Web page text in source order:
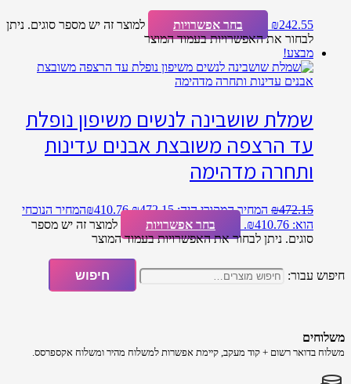
₪242.55 בחר אפשרויות
למוצר זה יש מספר סוגים. ניתן
לבחור את האפשרויות בעמוד המוצר
מבצע!
שמלת שושבינה לנשים משיפון נופלת
עד הרצפה משובצת אבנים עדינות
ותחרה מדהימה
₪472.15 המחיר המקורי היה: ₪472.15. ₪410.76
המחיר הנוכחי
הוא: ₪410.76.
בחר אפשרויות
למוצר זה יש מספר
סוגים. ניתן לבחור את האפשרויות בעמוד המוצר
חיפוש עבור: חיפוש
משלוחים
משלוח​ ב​דואר רשום + קוד מעקב​​, קיימת אפשרות למשלוח מהיר​ ומשלוח אקספרסס.